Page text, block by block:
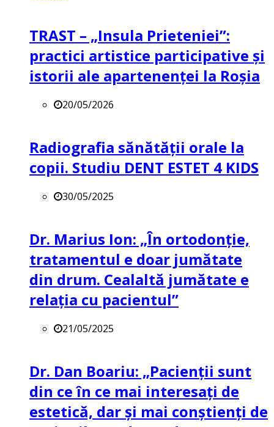
TRAST – „Insula Prieteniei”:
practici artistice participative și
istorii ale apartenenței la Roșia
20/05/2026
Radiografia sănătății orale la
copii. Studiu DENT ESTET 4 KIDS
30/05/2025
Dr. Marius Ion: „În ortodonție,
tratamentul e doar jumătate
din drum. Cealaltă jumătate e
relația cu pacientul”
21/05/2025
Dr. Dan Boariu: „Pacienții sunt
din ce în ce mai interesați de
estetică, dar și mai conștienți de